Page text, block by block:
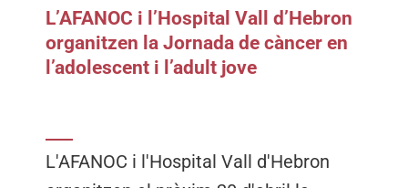
L’AFANOC i l’Hospital Vall d’Hebron
organitzen la Jornada de càncer en
l’adolescent i l’adult jove
L'AFANOC i l'Hospital Vall d'Hebron